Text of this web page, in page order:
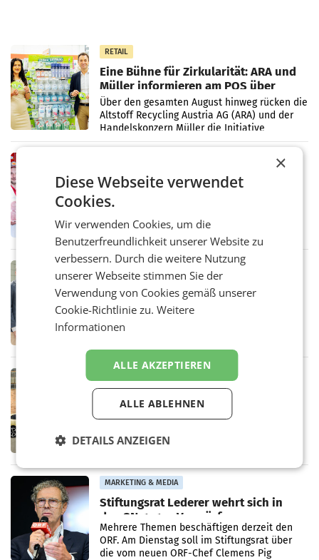
RETAIL
Eine Bühne für Zirkularität: ARA und
Müller informieren am POS über
Kreislauffähigkeit
Über den gesamten August hinweg rücken die
Altstoff Recycling Austria AG (ARA) und der
Handelskonzern Müller die Initiative
„Kreislauf-Helden“ in allen österreichischen
Penny modernisiert zwei Filialen in
WIENER NEUDORF. – Im Rahmen einer
laufenden Modernisierungsoffensive
erneuert Penny zwei Filialen in Nieder- und
Oberösterreich. Die beiden Standorte liegen
in Haag sowie im rund
Alles bereit für den Wechsel: Jürgen
Albrecht setzt ab 1.1.2027 auf Adeg
WIENER NEUDORF. – Die geplante
Zusammenarbeit zwischen Adeg und dem
kartellrechtlich freigegeben: Die
Bundeswettbewerbsbehörde und der
Rekordergebnis im Juli: Leapmotor
verdoppelt Auslieferungen und
überschreitet die 100.000er-Marke
wichtigen Meilenstein und lieferte weltweit
verdoppelte (+102
MARKETING & MEDIA
Stiftungsrat Lederer wehrt sich in
den SN gegen Vorwürfe
Mehrere Themen beschäftigen derzeit den
ORF. Am Dienstag soll im Stiftungsrat über
die vom neuen ORF-Chef Clemens Pig
×
Diese Webseite verwendet
Cookies.
Wir verwenden Cookies, um die
Benutzerfreundlichkeit unserer Website zu
verbessern. Durch die weitere Nutzung
unserer Webseite stimmen Sie der
Verwendung von Cookies gemäß unserer
Cookie-Richtlinie zu.Weitere
Informationen
ALLE AKZEPTIEREN
ALLE ABLEHNEN
DETAILS ANZEIGEN